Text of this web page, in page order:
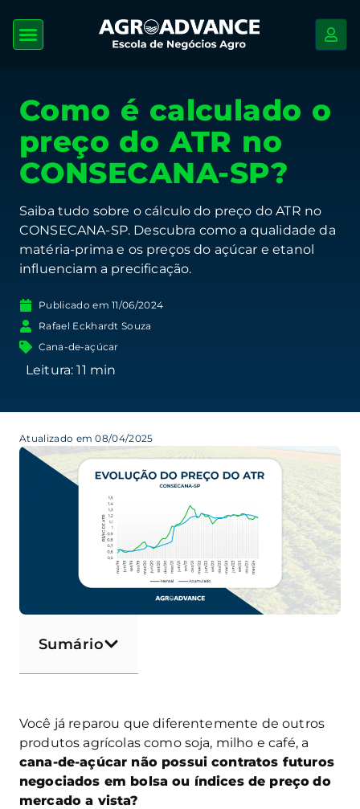
Como é calculado o
preço do ATR no
CONSECANA-SP?
Saiba tudo sobre o cálculo do preço do ATR no
CONSECANA-SP. Descubra como a qualidade da
matéria-prima e os preços do açúcar e etanol
influenciam a precificação.
Publicado em 11/06/2024
Rafael Eckhardt Souza
Cana-de-açúcar
Atualizado em 08/04/2025
Sumário
Você já reparou que diferentemente de outros
produtos agrícolas como soja, milho e café, a
cana-de-açúcar não possui contratos futuros
negociados em bolsa ou índices de preço do
mercado a vista?